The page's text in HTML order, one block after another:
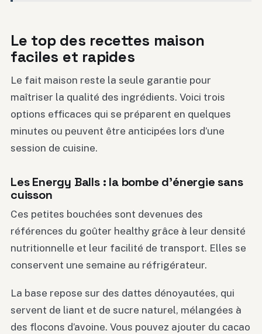
Le top des recettes maison
faciles et rapides
Le fait maison reste la seule garantie pour
maîtriser la qualité des ingrédients. Voici trois
options efficaces qui se préparent en quelques
minutes ou peuvent être anticipées lors d’une
session de cuisine.
Les Energy Balls : la bombe d’énergie sans
cuisson
Ces petites bouchées sont devenues des
références du goûter healthy grâce à leur densité
nutritionnelle et leur facilité de transport. Elles se
conservent une semaine au réfrigérateur.
La base repose sur des dattes dénoyautées, qui
servent de liant et de sucre naturel, mélangées à
des flocons d’avoine. Vous pouvez ajouter du cacao